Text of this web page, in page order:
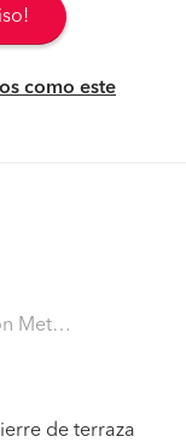
como este
Santiago)
de terraza